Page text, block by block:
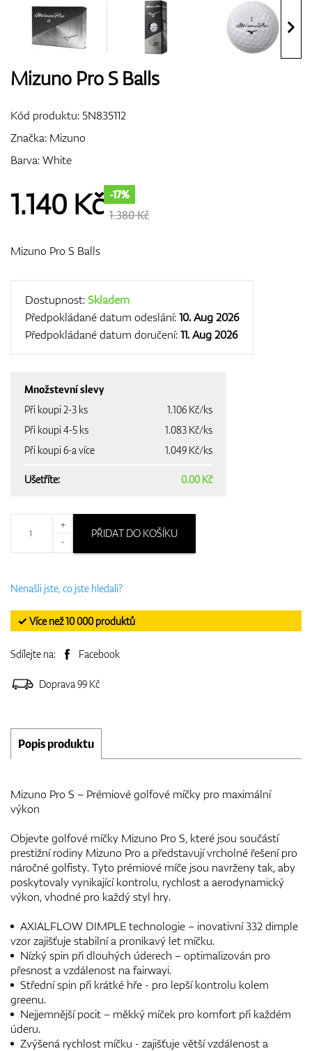
Bagy
Dárkové poukazy
Mizuno Pro S Balls
Kód produktu:5N835112
Značka: Mizuno
Barva: White
1.140 Kč -17%
1.380 Kč
Mizuno Pro S Balls
Dostupnost:Skladem
Předpokládané datum odeslání:10. Aug 2026
Předpokládané datum doručení:11. Aug 2026
Množstevní slevy
Při koupi 2-3 ks
1.106 Kč/ks
Při koupi 4-5 ks
1.083 Kč/ks
Při koupi 6-a více
1.049 Kč/ks
Ušetříte: 0.00 Kč
+
-
PŘIDAT DO KOŠÍKU
Nenašli jste, co jste hledali?
✓ Více než 10 000 produktů
Sdílejte na: Facebook
Doprava 99 Kč
Popis produktu
Mizuno Pro S – Prémiové golfové míčky pro maximální
výkon
Objevte golfové míčky Mizuno Pro S, které jsou součástí
prestižní rodiny Mizuno Pro a představují vrcholné řešení pro
náročné golfisty. Tyto prémiové míče jsou navrženy tak, aby
poskytovaly vynikající kontrolu, rychlost a aerodynamický
výkon, vhodné pro každý styl hry.
AXIALFLOW DIMPLE technologie – inovativní 332 dimple
vzor zajišťuje stabilní a pronikavý let míčku.
Nízký spin při dlouhých úderech – optimalizován pro
přesnost a vzdálenost na fairwayi.
Střední spin při krátké hře - pro lepší kontrolu kolem
greenu.
Nejjemnější pocit – měkký míček pro komfort při každém
úderu.
Zvýšená rychlost míčku - zajišťuje větší vzdálenost a